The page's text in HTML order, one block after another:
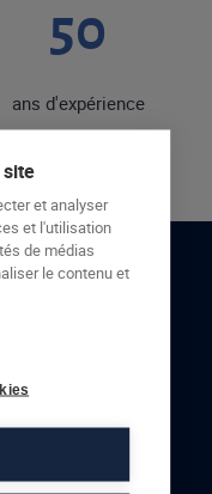
50
ans d'expérience
et analyser
et l'utilisation
de médias
le contenu et